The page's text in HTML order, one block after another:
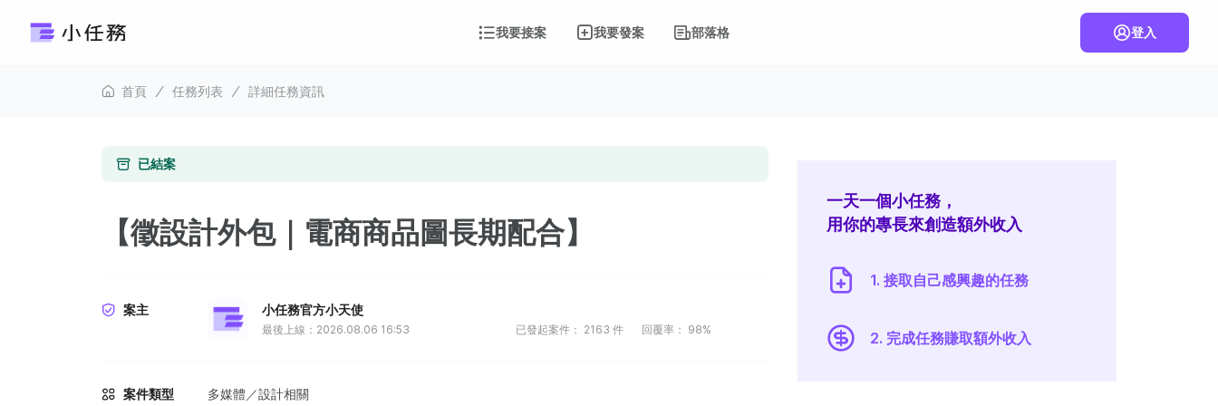
我要接案 我要發案 部落格 登入
首頁 任務列表 詳細任務資訊
已結案
【徵設計外包｜電商商品圖長期配合】
案主 小任務官方小天使
最後上線：2026.08.06 16:53 已發起案件： 2163 件 回覆率： 98%
案件類型 多媒體／設計相關
一天一個小任務，
用你的專長來創造額外收入
1. 接取自己感興趣的任務
2. 完成任務賺取額外收入